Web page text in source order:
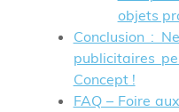
objets
Conclusion :
publicitaires
Concept !
FAQ – Foire